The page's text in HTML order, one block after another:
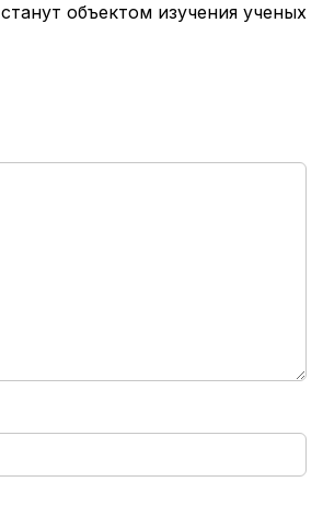
станут объектом изучения ученых